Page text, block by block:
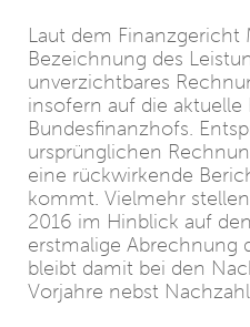
Laut dem
Bezeichnung des
unverzichtbares
insofern auf die aktuelle
Bundesfinanzhofs.
ursprünglichen
eine rückwirkende
kommt. Vielmehr
2016 im Hinblick auf
erstmalige Abrechnung
bleibt damit bei den
Vorjahre nebst